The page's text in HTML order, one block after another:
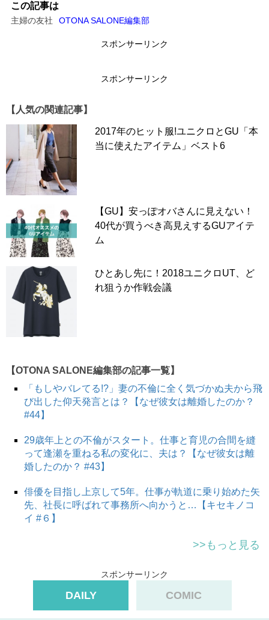
トで、実はオフィスコーデにも合わせやすいパンツです。
夏本番を迎えるこれから、ますます出番が増えそうです
ね。
番カジュアルな着こなしを紹介。洋服がシンプルな分、ラ
グジュアリーなバッグやアクセサリーをプラスするとこな
れ感が出ます。
【働く女性のコーディネートをインスタからセレクト、毎
日ご紹介中！】
本文中の画像は投稿主様より掲載許諾をいただいていま
す。
この記事は
主婦の友社 OTONA SALONE編集部
スポンサーリンク
スポンサーリンク
【人気の関連記事】
2017年のヒット服!ユニクロとGU「本
当に使えたアイテム」ベスト6
【GU】安っぽオバさんに見えない！
40代が買うべき高見えするGUアイテ
ム
ひとあし先に！2018ユニクロUT、ど
れ狙うか作戦会議
【OTONA SALONE編集部の記事一覧】
「もしやバレてる!?」妻の不倫に全く気づかぬ夫から飛
び出した仰天発言とは？【なぜ彼女は離婚したのか？
#44】
29歳年上との不倫がスタート。仕事と育児の合間を縫
って逢瀬を重ねる私の変化に、夫は？【なぜ彼女は離
婚したのか？ #43】
俳優を目指し上京して5年。仕事が軌道に乗り始めた矢
先、社長に呼ばれて事務所へ向かうと…【キセキノコ
イ #６】
>>もっと見る
スポンサーリンク
DAILY COMIC